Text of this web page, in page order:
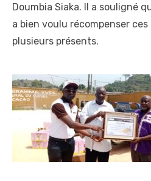
Doumbia Siaka. Il a souligné
a bien voulu récompenser
plusieurs présents.